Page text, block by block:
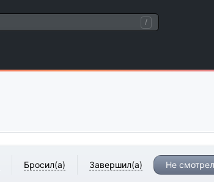
/
Бросил(а) Завершил(а) Не